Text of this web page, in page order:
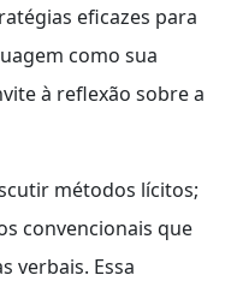
eficazes para
como sua
à reflexão sobre a
métodos lícitos;
convencionais que
verbais. Essa